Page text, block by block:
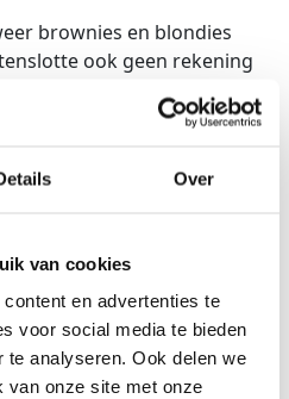
Over
van cookies
en advertenties te
voor social media te bieden
analyseren. Ook delen we
van onze site met onze
brownies en blondies
ook geen rekening
al is behaald, vind ik dat
moeten krijgen om te
. Die heb ik meteen in
uit! Hoe tof is het dat er
zijn die willen bijdragen?
kankeronderzoek en